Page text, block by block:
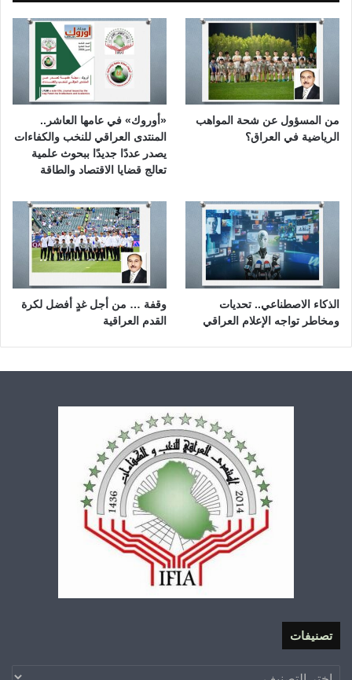
من المسؤول عن شحة المواهب
الرياضية في العراق؟
«أوروك» في عامها العاشر..
المنتدى العراقي للنخب والكفاءات
يصدر عددًا جديدًا ببحوث علمية
تعالج قضايا الاقتصاد والطاقة
الذكاء الاصطناعي.. تحديات
ومخاطر تواجه الإعلام العراقي
وقفة … من أجل غدٍ أفضل لكرة
القدم العراقية
تصنيفات
تصنيفات